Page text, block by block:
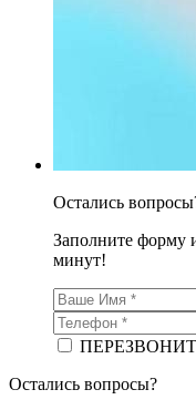
Остались
Заполните форму
минут!
Остались вопросы?